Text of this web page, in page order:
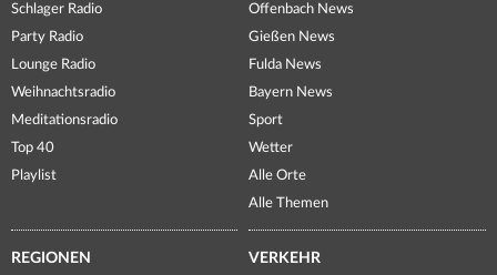
Schlager Radio
Party Radio
Lounge Radio
Weihnachtsradio
Meditationsradio
Top 40
Playlist
Offenbach News
Gießen News
Fulda News
Bayern News
Sport
Wetter
Alle Orte
Alle Themen
REGIONEN VERKEHR